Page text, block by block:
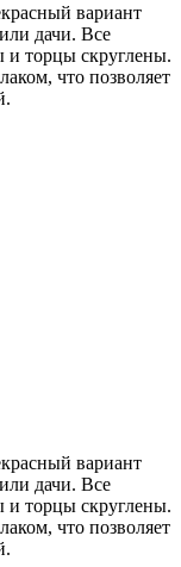
вариант
дачи. Все
и торцы скруглены.
что позволяет
вариант
дачи. Все
и торцы скруглены.
что позволяет